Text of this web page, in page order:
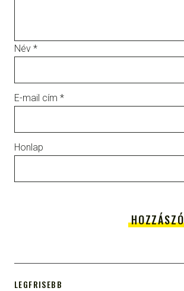
Név *
E-mail cím *
Honlap
LEGFRISEBB